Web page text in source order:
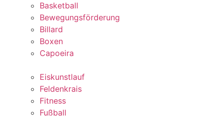
Basketball
Bewegungsförderung
Billard
Boxen
Capoeira
Eiskunstlauf
Feldenkrais
Fitness
Fußball